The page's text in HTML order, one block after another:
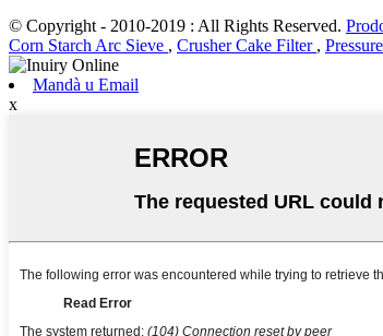
© Copyright - 2010-2019 : All Rights Reserved.
Corn Starch Arc Sieve , Crusher Cake Filter ,
Mandà u Email
x